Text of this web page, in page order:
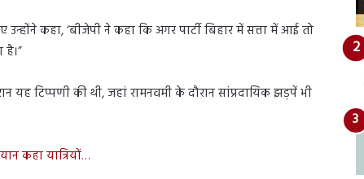
कहा, ‘बीजेपी ने कहा कि अगर पार्टी बिहार में सत्ता में आई तो
यह टिप्पणी की थी, जहां रामनवमी के दौरान सांप्रदायिक झड़पें भी
कहा यात्रियों…